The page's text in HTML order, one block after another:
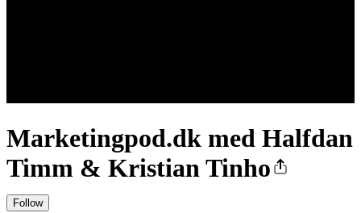
Marketingpod.dk med Halfdan
Timm & Kristian Tinho
Follow